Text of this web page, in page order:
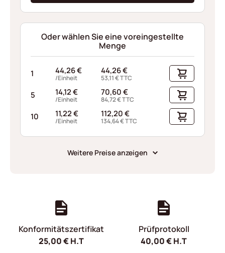
Oder wählen Sie eine voreingestellte
Menge
1 44,26€
/Einheit
44,26€
53,11€TTC
5 14,12€
/Einheit
70,60€
84,72€TTC
10 11,22€
/Einheit
112,20€
134,64€TTC
Weitere Preise anzeigen
Konformitätszertifikat
25,00€H.T
Prüfprotokoll
40,00€H.T